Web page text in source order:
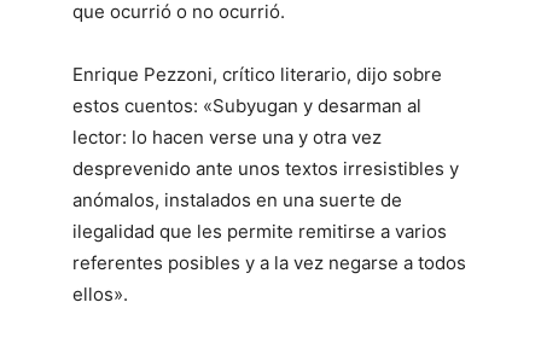
que ocurrió o no ocurrió.
Enrique Pezzoni, crítico literario, dijo sobre
estos cuentos: «Subyugan y desarman al
lector: lo hacen verse una y otra vez
desprevenido ante unos textos irresistibles y
anómalos, instalados en una suerte de
ilegalidad que les permite remitirse a varios
referentes posibles y a la vez negarse a todos
ellos».